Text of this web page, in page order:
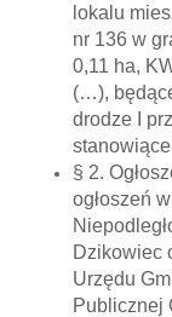
lokalu
nr 136 w
0,11 ha,
(…),
drodze I
§ 2.
ogłoszeń
Dzikowiec
Urzędu
Publicznej